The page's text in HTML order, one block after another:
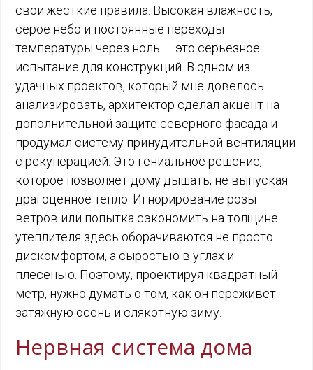
свои жесткие правила. Высокая влажность,
серое небо и постоянные переходы
температуры через ноль — это серьезное
испытание для конструкций. В одном из
удачных проектов, который мне довелось
анализировать, архитектор сделал акцент на
дополнительной защите северного фасада и
продумал систему принудительной вентиляции
с рекуперацией. Это гениальное решение,
которое позволяет дому дышать, не выпуская
драгоценное тепло. Игнорирование розы
ветров или попытка сэкономить на толщине
утеплителя здесь оборачиваются не просто
дискомфортом, а сыростью в углах и
плесенью. Поэтому, проектируя квадратный
метр, нужно думать о том, как он переживет
затяжную осень и слякотную зиму.
Нервная система дома